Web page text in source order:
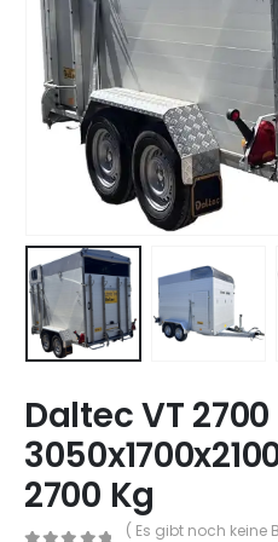
Daltec VT 2700
2700 Kg
( Es gibt noch keine